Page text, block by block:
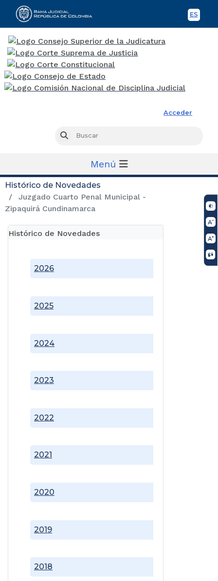
ES
Acceder
Buscar
Menú
Histórico de Novedades
Juzgado Cuarto Penal Municipal -
Zipaquirá Cundinamarca
Histórico de Novedades
2018
2019
2020
2021
2022
2023
2024
2025
2026